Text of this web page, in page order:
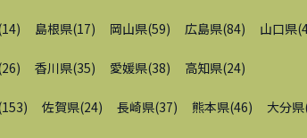
14) 島根県(17) 岡山県(59) 広島県(84) 山口県(
26) 香川県(35) 愛媛県(38) 高知県(24)
153) 佐賀県(24) 長崎県(37) 熊本県(46) 大分県